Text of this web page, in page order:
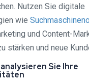
Nutzen Sie digitale
wie
und Content-
stärken und neue
Sie Ihre